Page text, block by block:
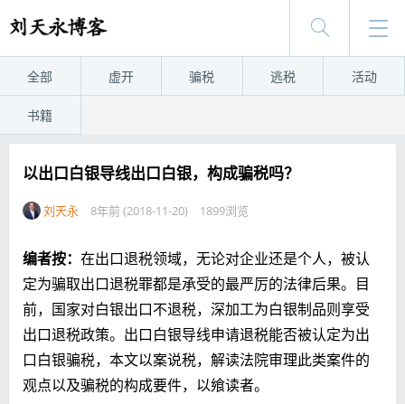
全部 虚开 骗税 逃税 活动
书籍
以出口白银导线出口白银，构成骗税吗？
刘天永 8年前 (2018-11-20) 1899浏览
编者按： 在出口退税领域，无论对企业还是个人，被认
定为骗取出口退税罪都是承受的最严厉的法律后果。目
前，国家对白银出口不退税，深加工为白银制品则享受
出口退税政策。出口白银导线申请退税能否被认定为出
口白银骗税，本文以案说税，解读法院审理此类案件的
观点以及骗税的构成要件，以飨读者。